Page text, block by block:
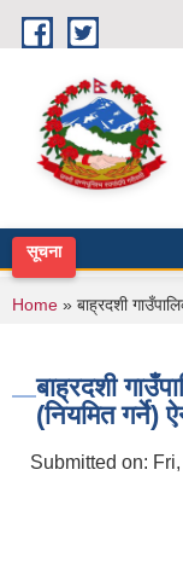
Skip to main content
सूचना
You are
Home » बाह्रदशी
बाह्रदशी
(नियमित गर्ने)
Submitted on: